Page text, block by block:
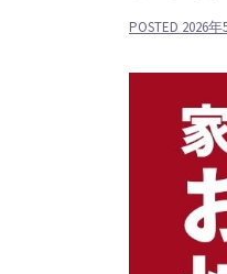
POSTED 2026年